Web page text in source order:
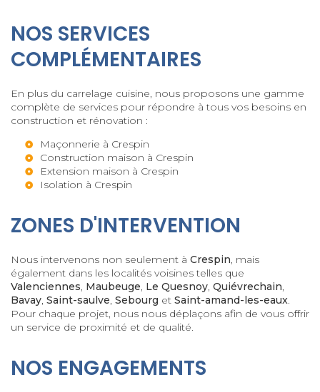
NOS SERVICES
COMPLÉMENTAIRES
En plus du carrelage cuisine, nous proposons une gamme
complète de services pour répondre à tous vos besoins en
construction et rénovation :
Maçonnerie à Crespin
Construction maison à Crespin
Extension maison à Crespin
Isolation à Crespin
ZONES D'INTERVENTION
Nous intervenons non seulement à Crespin, mais
également dans les localités voisines telles que
Valenciennes, Maubeuge, Le Quesnoy, Quiévrechain,
Bavay, Saint-saulve, Sebourg et Saint-amand-les-eaux.
Pour chaque projet, nous nous déplaçons afin de vous offrir
un service de proximité et de qualité.
NOS ENGAGEMENTS